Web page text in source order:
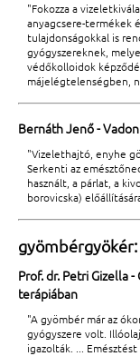
"Fokozza a
anyagcsere-termékek
tulajdonságokkal is
gyógyszereknek,
védőkolloidok
májelégtelenségben,
Bernáth Jenő -
"Vizelethajtó, enyhe
Serkenti az
használt, a párlat, a
borovicska)
gyömbérgyökér:
Prof. dr. Petri Gizella
terápiában
"A gyömbér már az
gyógyszere volt.
igazolták. ...